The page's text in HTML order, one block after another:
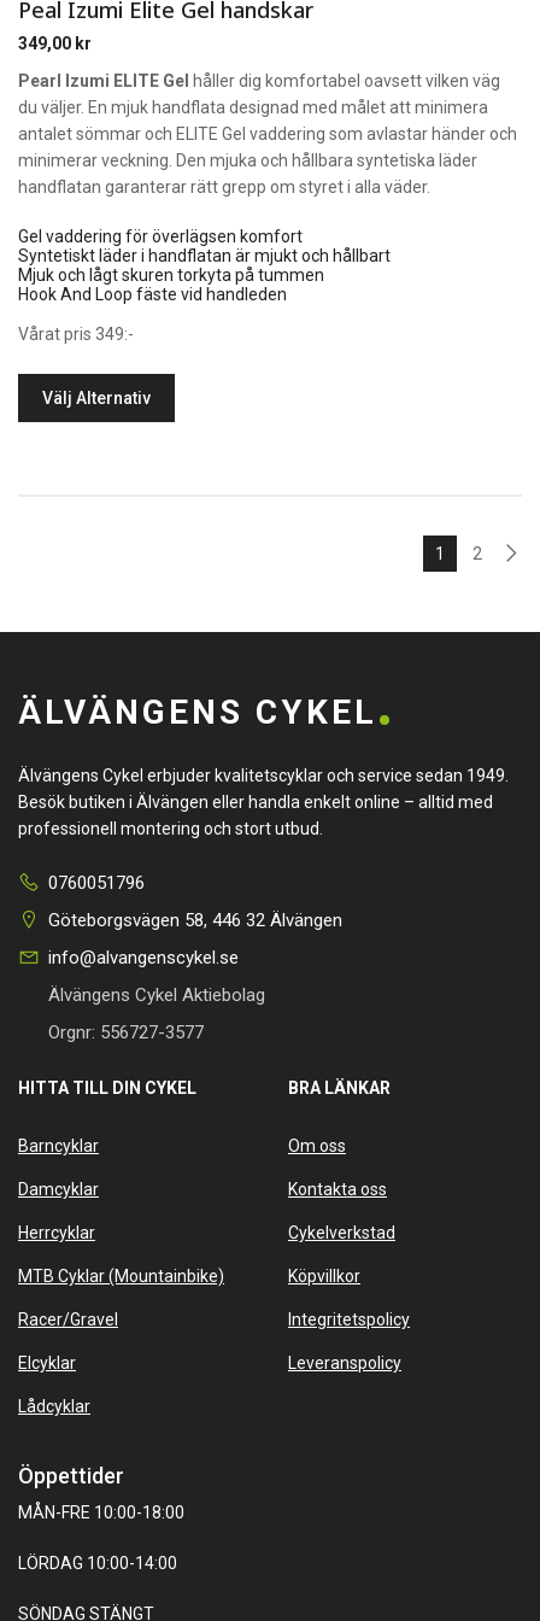
Peal Izumi Elite Gel handskar
349,00 kr
Pearl Izumi ELITE Gel håller dig komfortabel oavsett vilken väg
du väljer. En mjuk handflata designad med målet att minimera
antalet sömmar och ELITE Gel vaddering som avlastar händer och
minimerar veckning. Den mjuka och hållbara syntetiska läder
handflatan garanterar rätt grepp om styret i alla väder.
Gel vaddering för överlägsen komfort
Syntetiskt läder i handflatan är mjukt och hållbart
Mjuk och lågt skuren torkyta på tummen
Hook And Loop fäste vid handleden
Vårat pris 349:-
Välj Alternativ
1 2
ÄLVÄNGENS CYKEL
Älvängens Cykel erbjuder kvalitetscyklar och service sedan 1949.
Besök butiken i Älvängen eller handla enkelt online – alltid med
professionell montering och stort utbud.
0760051796
Göteborgsvägen 58, 446 32 Älvängen
info@alvangenscykel.se
Älvängens Cykel Aktiebolag
Orgnr: 556727-3577
HITTA TILL DIN CYKEL
Barncyklar
Damcyklar
Herrcyklar
MTB Cyklar (Mountainbike)
Racer/Gravel
Elcyklar
Lådcyklar
BRA LÄNKAR
Om oss
Kontakta oss
Cykelverkstad
Köpvillkor
Integritetspolicy
Leveranspolicy
Öppettider
MÅN-FRE 10:00-18:00
LÖRDAG 10:00-14:00
SÖNDAG STÄNGT